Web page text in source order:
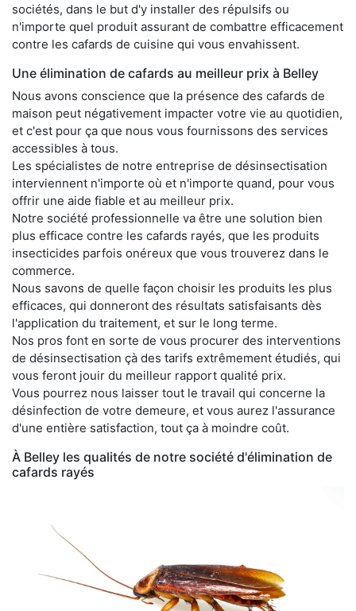
sociétés, dans le but d'y installer des répulsifs ou
n'importe quel produit assurant de combattre efficacement
contre les cafards de cuisine qui vous envahissent.
Une élimination de cafards au meilleur prix à Belley
Nous avons conscience que la présence des cafards de
maison peut négativement impacter votre vie au quotidien,
et c'est pour ça que nous vous fournissons des services
accessibles à tous.
Les spécialistes de notre entreprise de désinsectisation
interviennent n'importe où et n'importe quand, pour vous
offrir une aide fiable et au meilleur prix.
Notre société professionnelle va être une solution bien
plus efficace contre les cafards rayés, que les produits
insecticides parfois onéreux que vous trouverez dans le
commerce.
Nous savons de quelle façon choisir les produits les plus
efficaces, qui donneront des résultats satisfaisants dès
l'application du traitement, et sur le long terme.
Nos pros font en sorte de vous procurer des interventions
de désinsectisation çà des tarifs extrêmement étudiés, qui
vous feront jouir du meilleur rapport qualité prix.
Vous pourrez nous laisser tout le travail qui concerne la
désinfection de votre demeure, et vous aurez l'assurance
d'une entière satisfaction, tout ça à moindre coût.
À Belley les qualités de notre société d'élimination de
cafards rayés